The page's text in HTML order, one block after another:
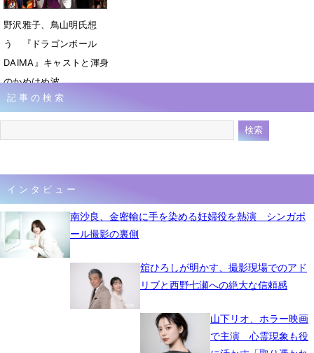
野沢雅子、鳥山明氏想
う 『ドラゴンボール
DAIMA』キャストと渾身
のかめはめ波
10月6日 12時12分
記事の検索
インタビュー
南沙良、金密輸に手を染める妊婦役を熱演 シンガポ
ール撮影の裏側
舘ひろしが明かす、撮影現場でのアド
リブと西野七瀬への絶大な信頼感
山下リオ、ホラー映画
で主演 心霊現象も役